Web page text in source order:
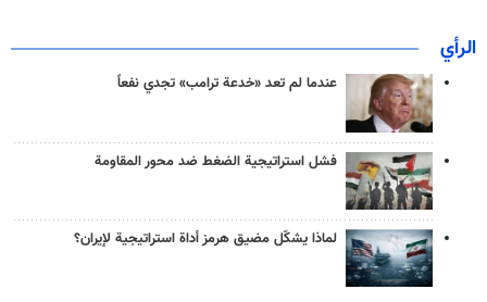
الرأي
عندما لم تعد «خدعة ترامب» تجدي نفعاً
فشل استراتيجية الضغط ضد محور المقاومة
لماذا يشكّل مضيق هرمز أداة استراتيجية لإيران؟